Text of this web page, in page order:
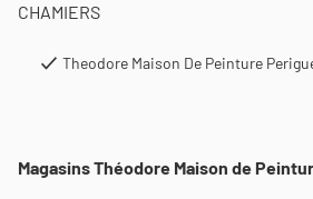
CHAMIERS
Theodore Maison De Peinture
Magasins Théodore Maison de